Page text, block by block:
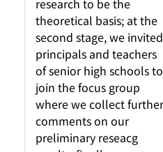
research to be the
theoretical basis; at the
second stage, we invited
principals and teachers
of senior high schools to
join the focus group
where we collect further
comments on our
preliminary reseacg